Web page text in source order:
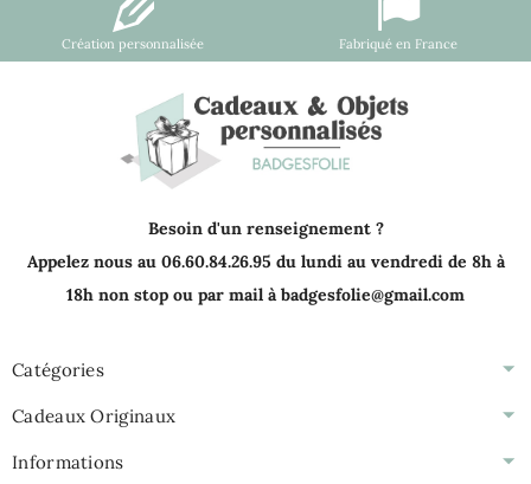
Création personnalisée Fabriqué en France
Besoin d'un renseignement ?
Appelez nous au 06.60.84.26.95 du lundi au vendredi de 8h à
18h non stop ou par mail à badgesfolie@gmail.com
Catégories
Cadeaux Originaux
Informations